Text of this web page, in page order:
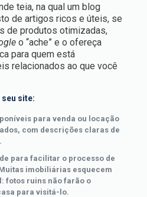
teia, na qual um blog
de artigos ricos e úteis, se
de produtos otimizadas,
o “ache” e o ofereça
para quem está
relacionados ao que você
seu site:
para venda ou locação
com descrições claras de
para facilitar o processo de
imobiliárias esquecem
fotos ruins não farão o
para visitá-lo.